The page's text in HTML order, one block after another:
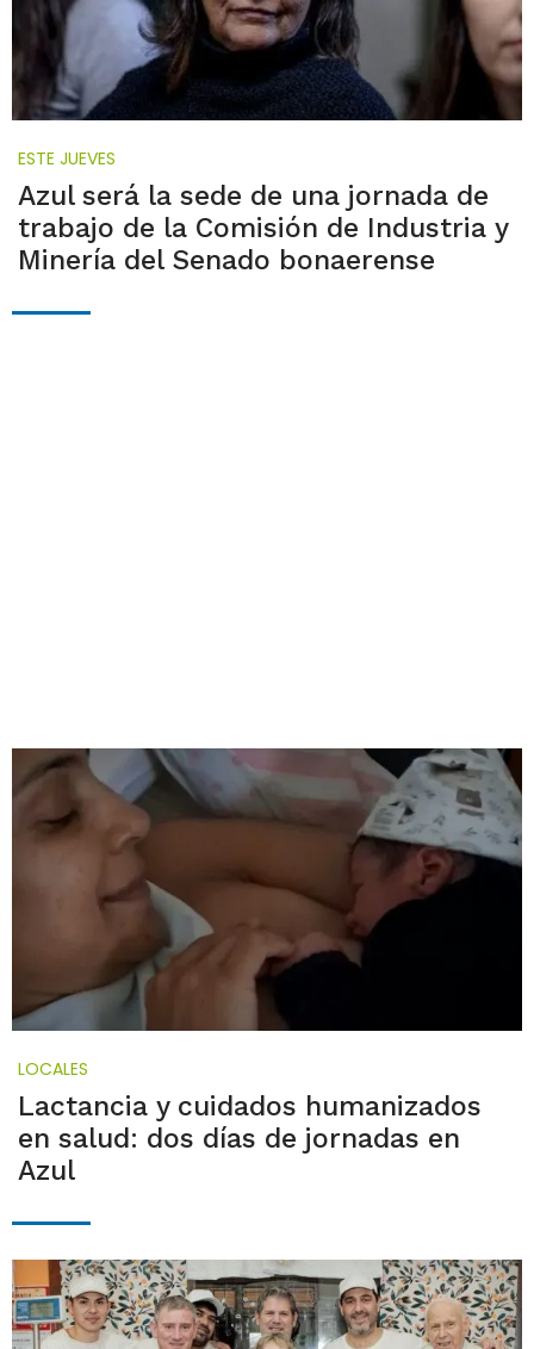
ESTE JUEVES
Azul será la sede de una jornada de
trabajo de la Comisión de Industria y
Minería del Senado bonaerense
LOCALES
Lactancia y cuidados humanizados
en salud: dos días de jornadas en
Azul